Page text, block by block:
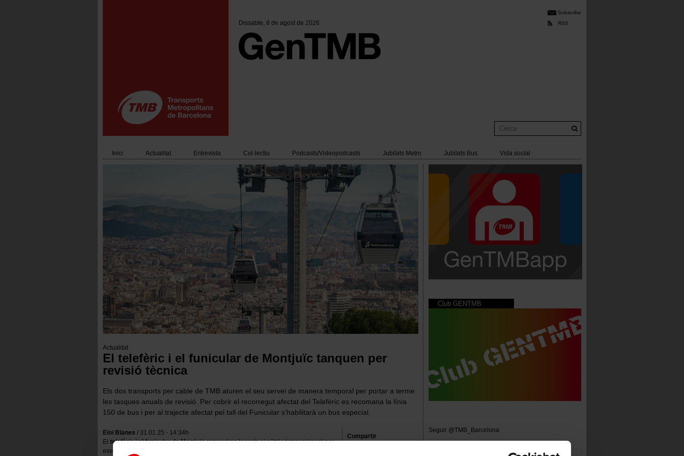
Dissabte, 8 de agost de 2026
Cerca
Subscribe
RSS
Main
Inici Actualitat Entrevista Col·lectiu Podcasts/Videopodcasts Jubilats Metro Jubilats Bus Vida social
Actualitat
El telefèric i el funicular de Montjuïc tanquen per
revisió tècnica
Els dos transports per cable de TMB aturen el seu servei de manera temporal per portar a terme
les tasques anuals de revisió. Per cobrir el recorregut afectat del Telefèric es recomana la línia
150 de bus i per al trajecte afectat pel tall del Funicular s’habilitarà un bus especial.
Eloi Blanes / 31.01.25 - 14:34h
El telefèric i el funicular de Montjuïcromandran tancats al públic temporalment per
executar les revisions tècniques obligatòries i portar a terme els treballs de
Compartir
Club GENTMB
Seguir @TMB_Barcelona